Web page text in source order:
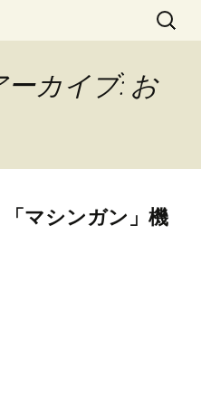
検
カイブ: お
マシンガン」機
「マシンガン」機能比較